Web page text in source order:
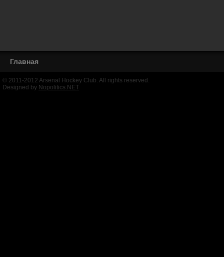
Главная
© 2011-2012 Arsenal Hockey Club. All rights reserved.
Designed by Nopolitics.NET